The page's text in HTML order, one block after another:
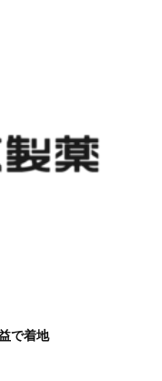
で着地